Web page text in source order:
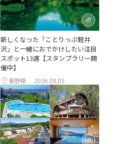
新しくなった「ことりっぷ軽井
沢」と一緒におでかけしたい注目
スポット13選【スタンプラリー開
催中】
長野県 2026.08.05